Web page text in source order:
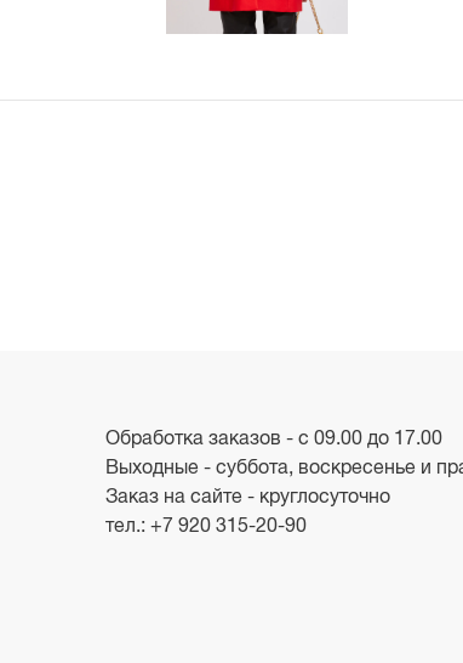
Обработка заказов - с 09.00 до 17.00
Выходные - суббота, воскресенье и
Заказ на сайте - круглосуточно
тел.: +7 920 315-20-90